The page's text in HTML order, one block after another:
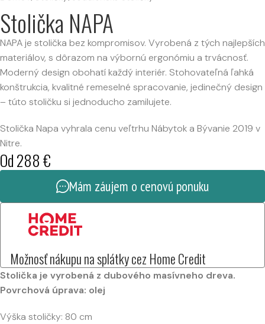
Stolička NAPA
NAPA je stolička bez kompromisov. Vyrobená z tých najlepších
materiálov, s dôrazom na výbornú ergonómiu a trvácnosť.
Moderný design obohatí každý interiér. Stohovateľná ľahká
konštrukcia, kvalitné remeselné spracovanie, jedinečný design
– túto stoličku si jednoducho zamilujete.
Stolička Napa vyhrala cenu veľtrhu Nábytok a Bývanie 2019 v
Nitre.
Od288€
Mám záujem o cenovú ponuku
Možnosť nákupu na splátky cez Home Credit
Stolička je vyrobená z dubového masívneho dreva.
Povrchová úprava: olej
Výška stoličky: 80 cm